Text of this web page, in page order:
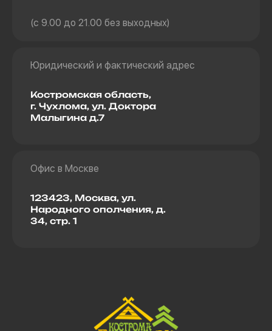
(с 9.00 до 21.00 без выходных)
Юридический и фактический адрес
Костромская область,
г. Чухлома, ул. Доктора
Малыгина д.7
Офис в Москве
123423, Москва, ул.
Народного ополчения, д.
34, стр. 1